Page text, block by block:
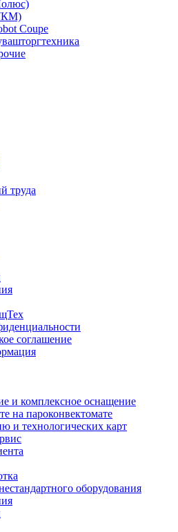
Coupe
труда
соглашение
и комплексное оснащение
на пароконвектомате
и технологических карт
оборудования